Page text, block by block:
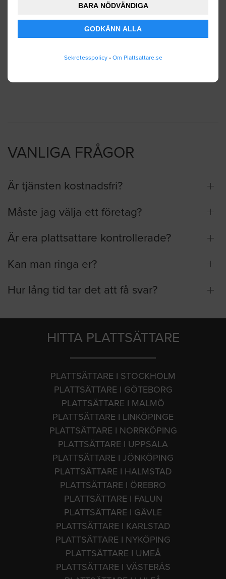
BARA NÖDVÄNDIGA
GODKÄNN ALLA
Sekretesspolicy• Om Plattsattare.se
använder mina personuppgifter enligt
SKICKA IN
VANLIGA FRÅGOR
Är tjänsten kostnadsfri?
Måste jag välja ett företag?
Är era plattsattare kontrollerade?
Kan man ringa er?
Hur lång tid tar det att få svar?
HITTA PLATTSÄTTARE
PLATTSÄTTARE I STOCKHOLM
PLATTSÄTTARE I GÖTEBORG
PLATTSÄTTARE I MALMÖ
PLATTSÄTTARE I LINKÖPINGE
PLATTSÄTTARE I NORRKÖPING
PLATTSÄTTARE I UPPSALA
PLATTSÄTTARE I JÖNKÖPING
PLATTSÄTTARE I HALMSTAD
PLATTSÄTTARE I ÖREBRO
PLATTSÄTTARE I FALUN
PLATTSÄTTARE I GÄVLE
PLATTSÄTTARE I KARLSTAD
PLATTSÄTTARE I NYKÖPING
PLATTSÄTTARE I UMEÅ
PLATTSÄTTARE I VÄSTERÅS